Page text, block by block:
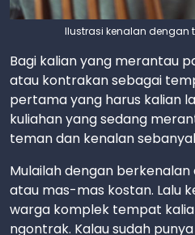
Ilustrasi kenalan dengan
Bagi kalian yang merantau
atau kontrakan sebagai
pertama yang harus kalian
kuliahan yang sedang
teman dan kenalan
Mulailah dengan
atau mas-mas kostan. Lalu
warga komplek tempat
ngontrak. Kalau sudah